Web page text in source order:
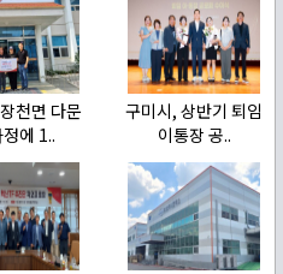
천면 다문
에 1..
구미시, 상반기 퇴임
이통장 공..